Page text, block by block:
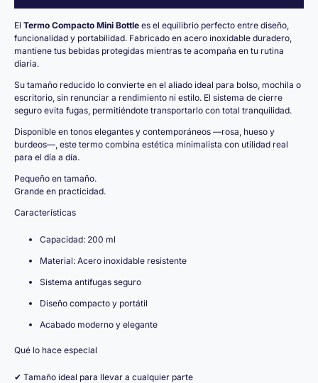
El Termo Compacto Mini Bottle es el equilibrio perfecto entre diseño,
funcionalidad y portabilidad. Fabricado en acero inoxidable duradero,
mantiene tus bebidas protegidas mientras te acompaña en tu rutina
diaria.
Su tamaño reducido lo convierte en el aliado ideal para bolso, mochila o
escritorio, sin renunciar a rendimiento ni estilo. El sistema de cierre
seguro evita fugas, permitiéndote transportarlo con total tranquilidad.
Disponible en tonos elegantes y contemporáneos —rosa, hueso y
burdeos—, este termo combina estética minimalista con utilidad real
para el día a día.
Pequeño en tamaño.
Grande en practicidad.
Características
Capacidad: 200 ml
Material: Acero inoxidable resistente
Sistema antifugas seguro
Diseño compacto y portátil
Acabado moderno y elegante
Qué lo hace especial
✔ Tamaño ideal para llevar a cualquier parte